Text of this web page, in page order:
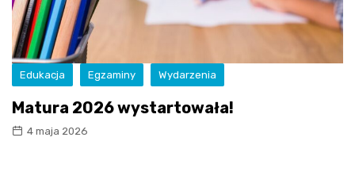
Edukacja Egzaminy Wydarzenia
Matura 2026 wystartowała!
4 maja 2026